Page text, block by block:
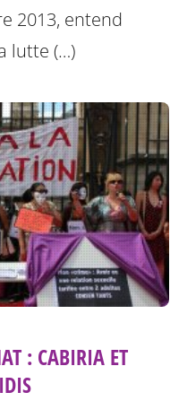
2013, entend
lutte (…)
: CABIRIA ET